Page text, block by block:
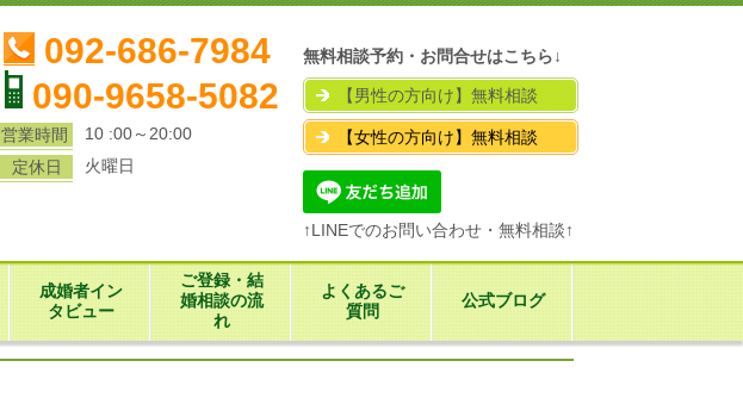
092-686-7984
090-9658-5082
営業時間
10 :00～20:00
定休日
火曜日
無料相談予約・お問合せはこちら↓
【男性の方向け】無料相談
【女性の方向け】無料相談
↑LINEでのお問い合わせ・無料相談↑
成婚者イン
タビュー
ご登録・結
婚相談の流
れ
よくあるご
質問
公式ブログ